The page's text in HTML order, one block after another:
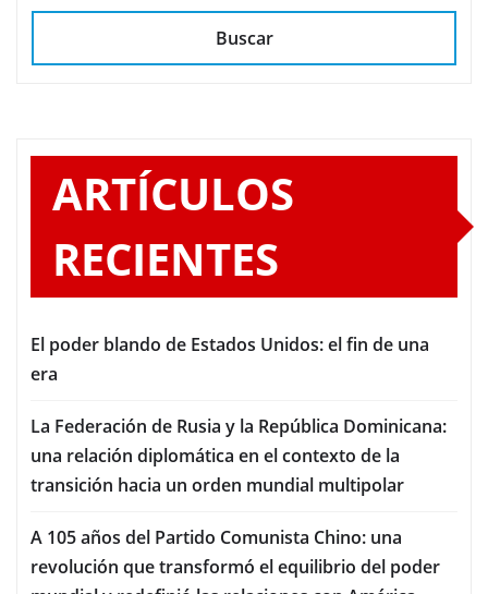
Buscar
ARTÍCULOS
RECIENTES
El poder blando de Estados Unidos: el fin de una
era
La Federación de Rusia y la República Dominicana:
una relación diplomática en el contexto de la
transición hacia un orden mundial multipolar
A 105 años del Partido Comunista Chino: una
revolución que transformó el equilibrio del poder